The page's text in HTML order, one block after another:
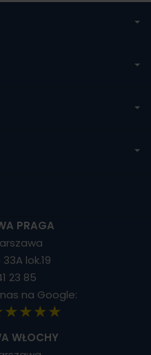
PRAGA
lok.19
23 85
na Google:
WŁOCHY